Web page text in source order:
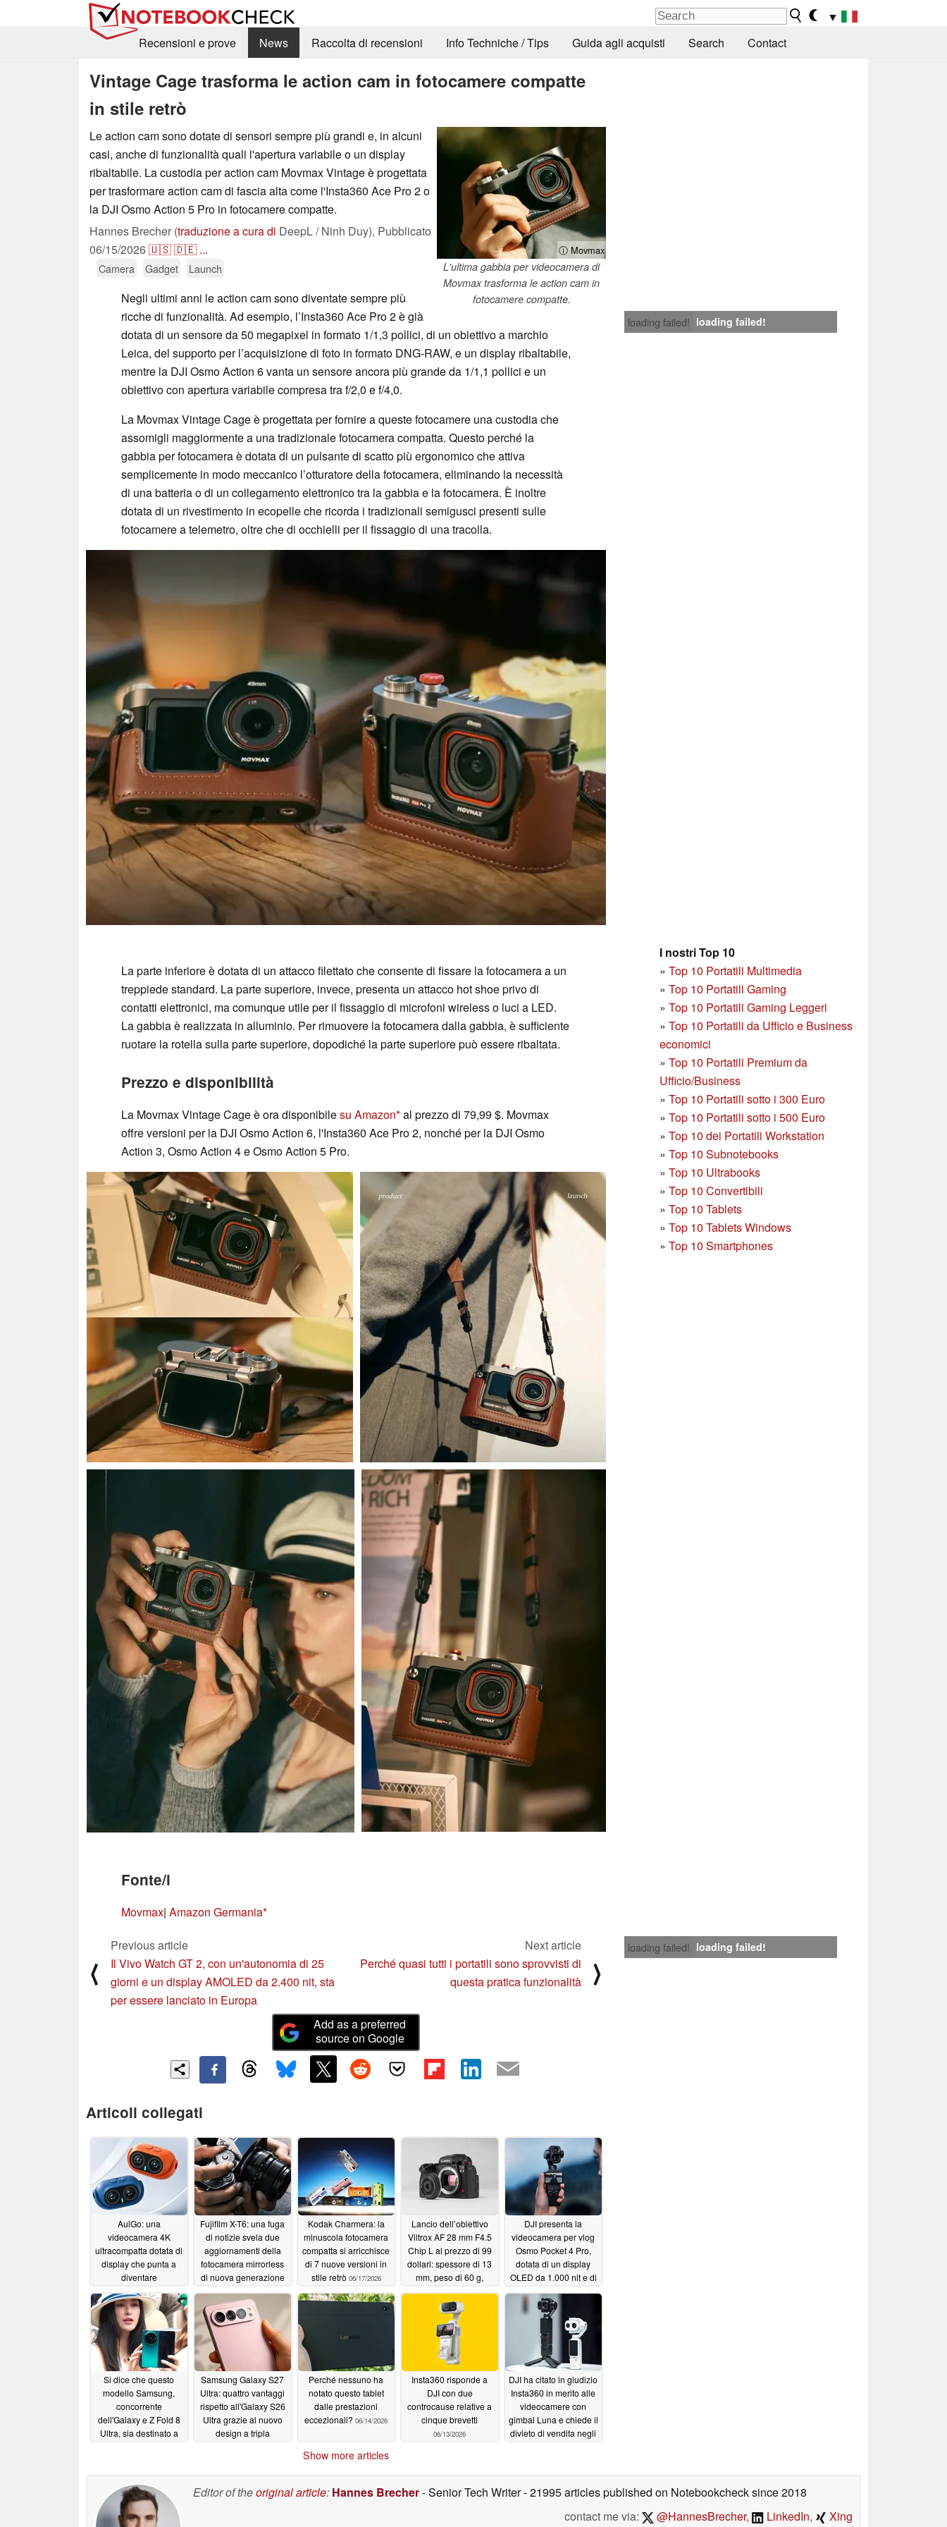
▼
Recensioni e prove
News Raccolta di recensioni Info Techniche / Tips Guida agli acquisti Search Contact
Vintage Cage trasforma le action cam in fotocamere compatte
in stile retrò
ⓘ Movmax
L'ultima gabbia per videocamera di
Movmax trasforma le action cam in
fotocamere compatte.
Le action cam sono dotate di sensori sempre più grandi e, in alcuni
casi, anche di funzionalità quali l'apertura variabile o un display
ribaltabile. La custodia per action cam Movmax Vintage è progettata
per trasformare action cam di fascia alta come l'Insta360 Ace Pro 2 o
la DJI Osmo Action 5 Pro in fotocamere compatte.
Hannes Brecher (traduzione a cura di DeepL / Ninh Duy), Pubblicato
06/15/2026🇺🇸🇩🇪 ...
Camera Gadget Launch
loading failed! loading failed!
Negli ultimi anni le action cam sono diventate sempre più
ricche di funzionalità. Ad esempio, l’Insta360 Ace Pro 2 è già
dotata di un sensore da 50 megapixel in formato 1/1,3 pollici, di un obiettivo a marchio
Leica, del supporto per l’acquisizione di foto in formato DNG-RAW, e un display ribaltabile,
mentre la DJI Osmo Action 6 vanta un sensore ancora più grande da 1/1,1 pollici e un
obiettivo con apertura variabile compresa tra f/2,0 e f/4,0.
La Movmax Vintage Cage è progettata per fornire a queste fotocamere una custodia che
assomigli maggiormente a una tradizionale fotocamera compatta. Questo perché la
gabbia per fotocamera è dotata di un pulsante di scatto più ergonomico che attiva
semplicemente in modo meccanico l’otturatore della fotocamera, eliminando la necessità
di una batteria o di un collegamento elettronico tra la gabbia e la fotocamera. È inoltre
dotata di un rivestimento in ecopelle che ricorda i tradizionali semigusci presenti sulle
fotocamere a telemetro, oltre che di occhielli per il fissaggio di una tracolla.
I nostri Top 10
» Top 10 Portatili Multimedia
» Top 10 Portatili Gaming
» Top 10 Portatili Gaming Leggeri
» Top 10 Portatili da Ufficio e Business
economici
» Top 10 Portatili Premium da
Ufficio/Business
» Top 10 Portatili sotto i 300 Euro
» Top 10 Portatili sotto i 500 Euro
» Top 10 dei Portatili Workstation
» Top 10 Subnotebooks
» Top 10 Ultrabooks
» Top 10 Convertibili
» Top 10 Tablets
» Top 10 Tablets Windows
» Top 10 Smartphones
La parte inferiore è dotata di un attacco filettato che consente di fissare la fotocamera a un
treppiede standard. La parte superiore, invece, presenta un attacco hot shoe privo di
contatti elettronici, ma comunque utile per il fissaggio di microfoni wireless o luci a LED.
La gabbia è realizzata in alluminio. Per rimuovere la fotocamera dalla gabbia, è sufficiente
ruotare la rotella sulla parte superiore, dopodiché la parte superiore può essere ribaltata.
Prezzo e disponibilità
La Movmax Vintage Cage è ora disponibilesu Amazon al prezzo di 79,99 $. Movmax
offre versioni per la DJI Osmo Action 6, l'Insta360 Ace Pro 2, nonché per la DJI Osmo
Action 3, Osmo Action 4 e Osmo Action 5 Pro.
Fonte/i
Movmax| Amazon Germania
loading failed! loading failed!
⟨
Previous article
Il Vivo Watch GT 2, con un'autonomia di 25
giorni e un display AMOLED da 2.400 nit, sta
per essere lanciato in Europa
Next article
Perché quasi tutti i portatili sono sprovvisti di
questa pratica funzionalità
⟩
Add as a preferred
source on Google
Articoli collegati
AulGo: una
videocamera 4K
ultracompatta dotata di
display che punta a
diventare
economica all’Insta360
06/28/2026
Fujifilm X-T6: una fuga
di notizie svela due
aggiornamenti della
fotocamera mirrorless
di nuova generazione
06/18/2026
Kodak Charmera: la
minuscola fotocamera
compatta si arricchisce
di 7 nuove versioni in
stile retrò 06/17/2026
Lancio dell’obiettivo
Viltrox AF 28 mm F4.5
Chip L al prezzo di 99
dollari: spessore di 13
mm, peso di 60 g,
06/17/2026
DJI presenta la
videocamera per vlog
Osmo Pocket 4 Pro,
dotata di un display
OLED da 1.000 nit e di
zoom 3x06/16/2026
Si dice che questo
modello Samsung,
concorrente
dell'Galaxy e Z Fold 8
Ultra, sia destinato a
Samsung Galaxy S27
Ultra: quattro vantaggi
rispetto all'Galaxy S26
Ultra grazie al nuovo
design a tripla
Perché nessuno ha
notato questo tablet
dalle prestazioni
eccezionali? 06/14/2026
Insta360 risponde a
DJI con due
controcause relative a
cinque brevetti
06/13/2026
DJI ha citato in giudizio
Insta360 in merito alle
videocamere con
gimbal Luna e chiede il
divieto di vendita negli
Show more articles
Editor of theoriginal article: Hannes Brecher- Senior Tech Writer- 21995 articles published on Notebookchecksince 2018
contact me via:
@HannesBrecher, LinkedIn, Xing